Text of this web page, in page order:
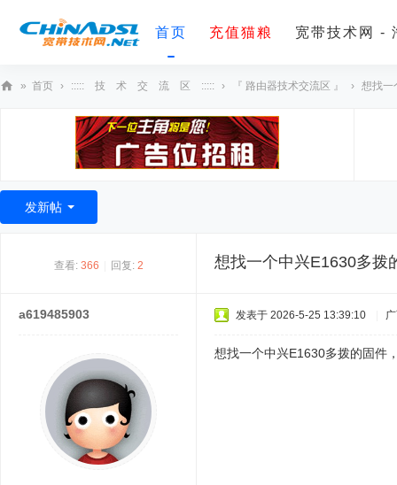
首页 充值猫粮 宽带技术网 -
术
» 首页 › ::::: 技 术 交 流 区 ::::: › 『 路由器技术交流区 』 › 想找一
发新帖
查看: 366 回复: 2 想找一个中兴E1630多拨
a619485903 发表于 2026-5-25 13:39:10
想找一个中兴E1630多拨的固件